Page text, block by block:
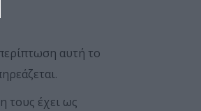
αυτή το
τους έχει ως